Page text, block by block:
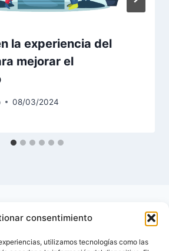
consentimiento
utilizamos tecnologías como las
la experiencia del
mejorar el
08/03/2024